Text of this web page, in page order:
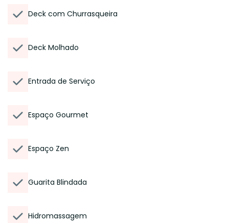
Deck com Churrasqueira
Deck Molhado
Entrada de Serviço
Espaço Gourmet
Espaço Zen
Guarita Blindada
Hidromassagem